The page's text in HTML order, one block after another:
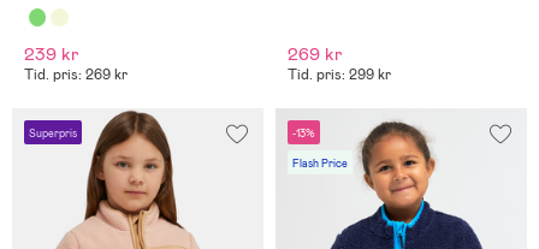
239 kr
Tid. pris: 269 kr
269 kr
Tid. pris: 299 kr
Superpris -13%
Flash Price